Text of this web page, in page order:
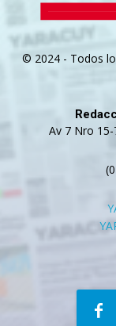
© 2024 - Todos
Av 7 Nro 15-